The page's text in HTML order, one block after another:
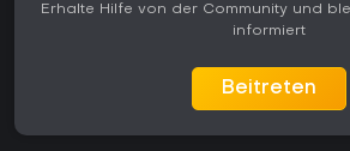
Erhalte Hilfe von der Community und
informiert
Beitreten